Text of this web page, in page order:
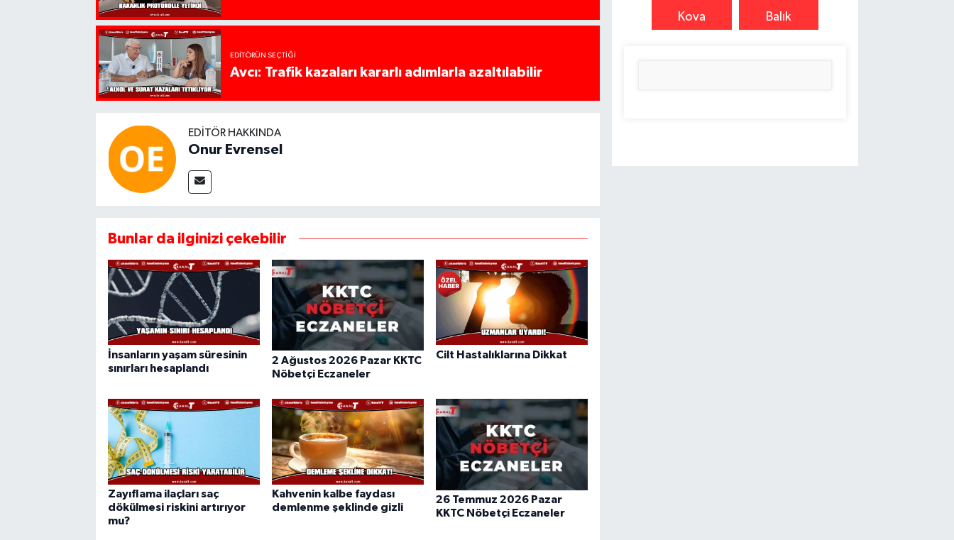
EDITÖRÜN SEÇTIĞI
Avcı: Trafik kazaları kararlı adımlarla azaltılabilir
EDITÖR HAKKINDA
Onur Evrensel
Bunlar da ilginizi çekebilir
İnsanların yaşam süresinin
sınırları hesaplandı
2 Ağustos 2026 Pazar KKTC
Nöbetçi Eczaneler
Cilt Hastalıklarına Dikkat
Zayıflama ilaçları saç
dökülmesi riskini artırıyor
mu?
Kahvenin kalbe faydası
demlenme şeklinde gizli
26 Temmuz 2026 Pazar
KKTC Nöbetçi Eczaneler
Kova Balık